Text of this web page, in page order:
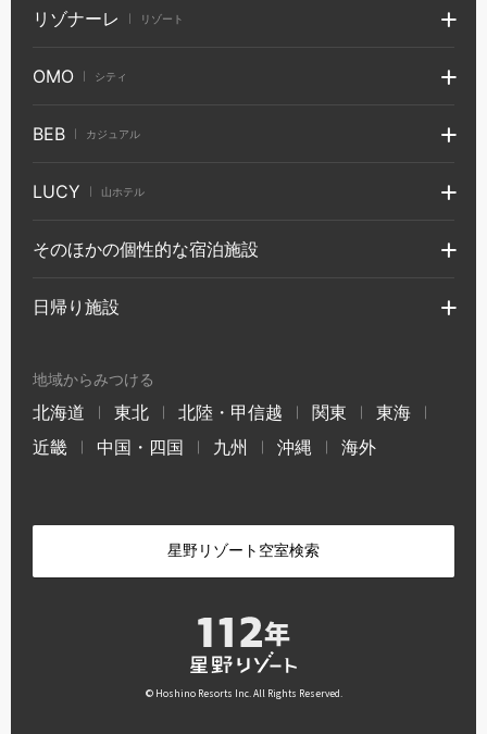
リゾナーレ リゾート
OMO シティ
BEB カジュアル
LUCY 山ホテル
そのほかの個性的な宿泊施設
日帰り施設
地域からみつける
北海道 東北 北陸・甲信越 関東 東海
近畿 中国・四国 九州 沖縄 海外
星野リゾート空室検索
© Hoshino Resorts Inc. All Rights Reserved.